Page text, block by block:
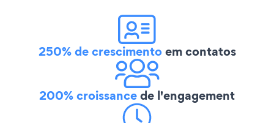
250% de crescimentoem contatos
200% croissancede l'engagement